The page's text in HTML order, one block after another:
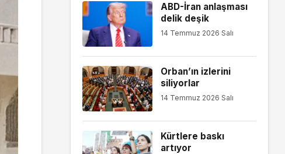
ABD-İran anlaşması
delik deşik
14 Temmuz 2026 Salı
Orban’ın izlerini
siliyorlar
14 Temmuz 2026 Salı
Kürtlere baskı
artıyor